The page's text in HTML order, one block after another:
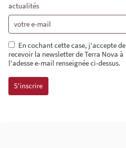
actualités
En cochant cette case, j'accepte de
recevoir la newsletter de Terra Nova à
l'adesse e-mail renseignée ci-dessus.